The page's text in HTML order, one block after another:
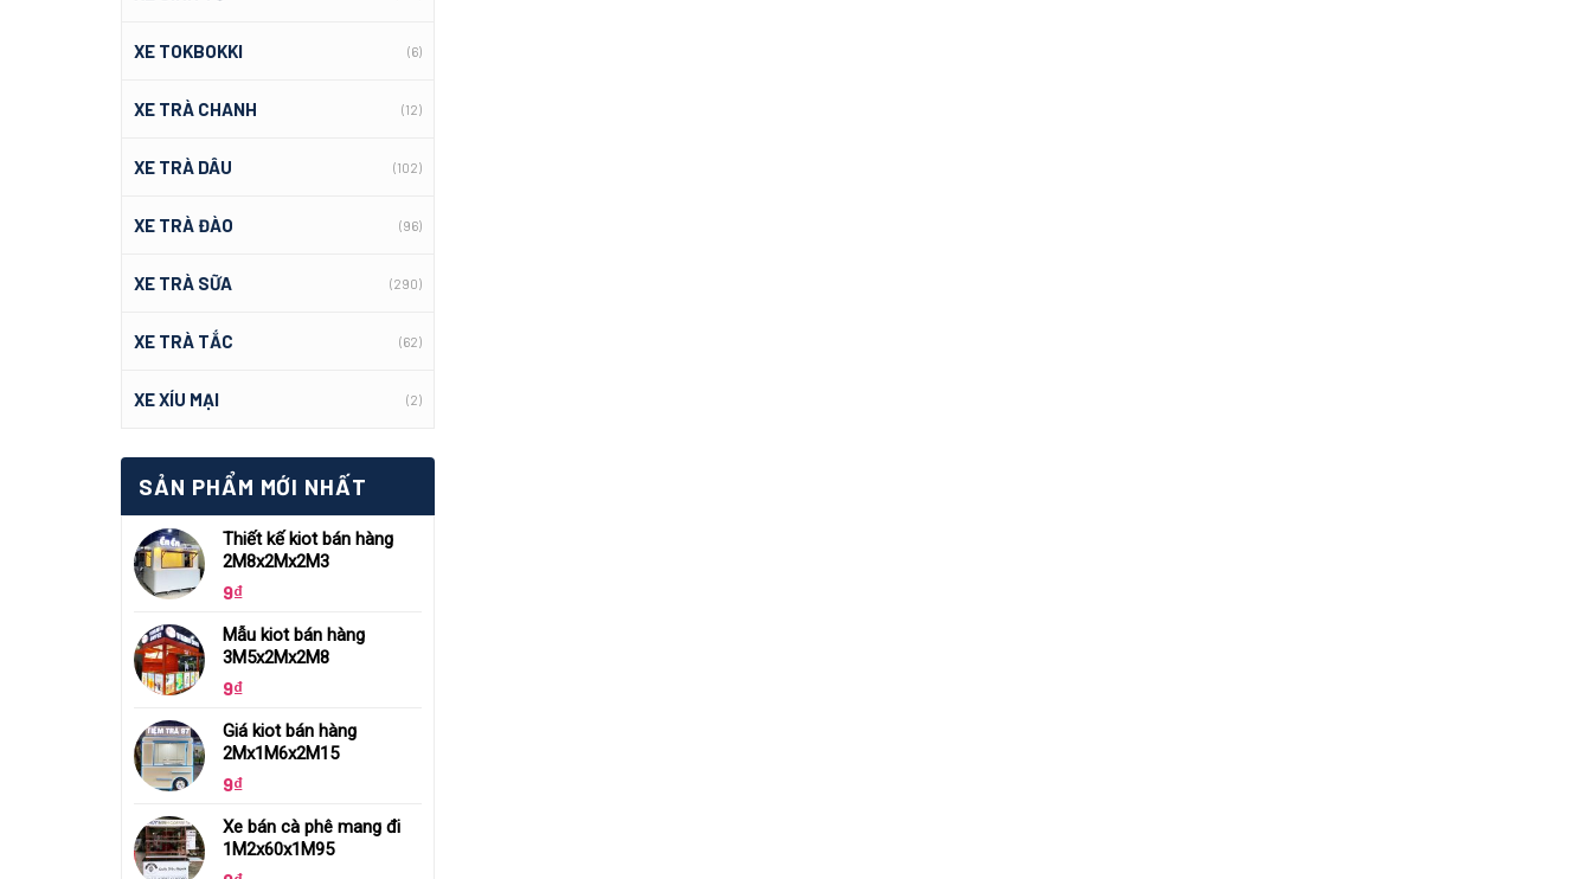
XE TOKBOKKI (6)
XE TRÀ CHANH (12)
XE TRÀ DÂU (102)
XE TRÀ ĐÀO (96)
XE TRÀ SỮA (290)
XE TRÀ TẮC (62)
XE XÍU MẠI (2)
SẢN PHẨM MỚI NHẤT
Thiết kế kiot bán hàng
2M8x2Mx2M3
9₫
Mẫu kiot bán hàng
3M5x2Mx2M8
9₫
Giá kiot bán hàng
2Mx1M6x2M15
9₫
Xe bán cà phê mang đi
1M2x60x1M95